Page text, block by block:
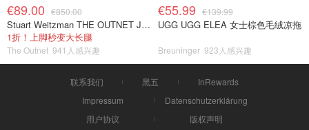
€89.00 €850.00
Stuart Weitzman THE OUTNET Jocey 弹力绒面过膝靴
1折！上脚秒变大长腿
The Outnet 941人感兴趣
€55.99 €139.99
UGG UGG ELEA 女士棕色毛绒凉拖
Breuninger 923人感兴趣
联系我们 黑五
InRewards
Impressum
Datenschutzerklärung
用户协议
版权声明